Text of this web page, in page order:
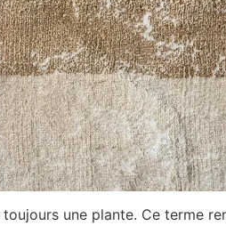
une plante. Ce terme